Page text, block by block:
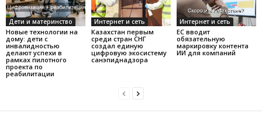
Дети и материнство
Новые технологии на
дому: дети с
инвалидностью
делают успехи в
рамках пилотного
проекта по
реабилитации
Интернет и сеть
Казахстан первым
среди стран СНГ
создал единую
цифровую экосистему
санэпиднадзора
Интернет и сеть
ЕС вводит
обязательную
маркировку контента
ИИ для компаний